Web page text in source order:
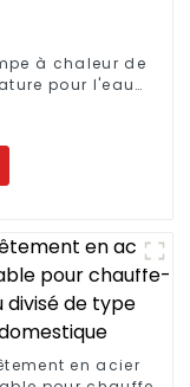
à chaleur de
pour l'eau
en acier